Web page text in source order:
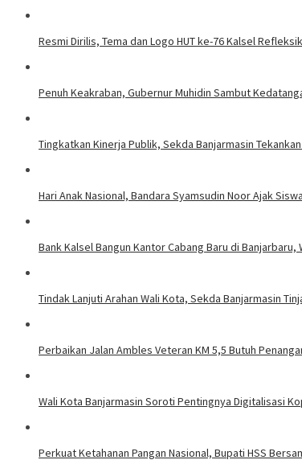
Resmi Dirilis, Tema dan Logo HUT ke-76 Kalsel
Penuh Keakraban, Gubernur Muhidin Sambut
Tingkatkan Kinerja Publik, Sekda Banjarmasin
Hari Anak Nasional, Bandara Syamsudin Noor Ajak
Bank Kalsel Bangun Kantor Cabang Baru di
Tindak Lanjuti Arahan Wali Kota, Sekda Banjarmasin
Perbaikan Jalan Ambles Veteran KM 5,5 Butuh
Wali Kota Banjarmasin Soroti Pentingnya Digitalisasi
Perkuat Ketahanan Pangan Nasional, Bupati HSS